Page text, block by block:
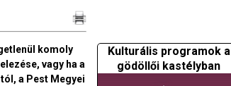
komoly
vagy ha a
a Pest Megyei
Kulturális programok a
gödöllői kastélyban